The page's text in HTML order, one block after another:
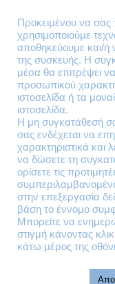
Τηλέφωνα
210 41 13
210 41 13
Διεύθυνση
Θηβών 220
Άγιος
Ρέντης
Τ.Κ. 182 33
Email
Προκειμένου να σας
χρησιμοποιούμε
αποθηκεύουμε και/
της συσκευής. Η
μέσα θα επιτρέψει
προσωπικού
ιστοσελίδα ή τα
ιστοσελίδα.
Η μη συγκατάθεσή
σας ενδέχεται να
χαρακτηριστικά και
να δώσετε τη
ορίσετε τις
στην επεξεργασία
βάση το έννομο
Μπορείτε να
στιγμή κάνοντας
κάτω μέρος της